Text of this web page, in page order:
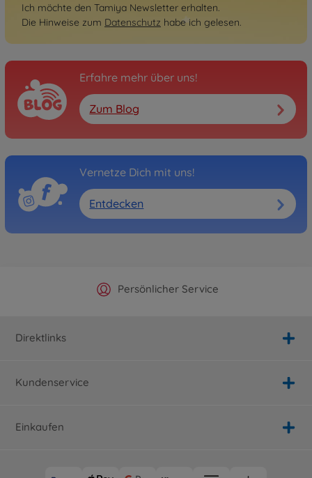
Ich möchte den Tamiya Newsletter erhalten.
Die Hinweise zum Datenschutz habe ich gelesen.
Erfahre mehr über uns!
Zum Blog
Vernetze Dich mit uns!
Entdecken
Offizieller Hersteller Shop
Persönlicher Service
Versandkostenfrei ab 25€
Schnelle Lieferung
Direktlinks
Kundenservice
Einkaufen